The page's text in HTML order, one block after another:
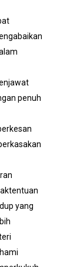
penuh
yang